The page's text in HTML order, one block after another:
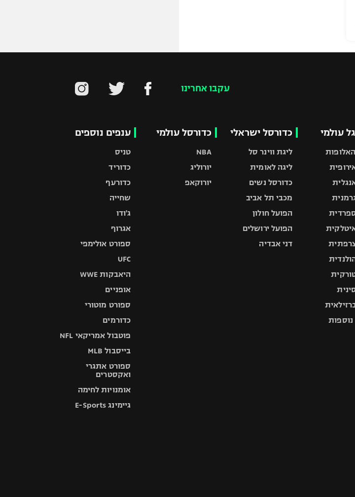
עקבו אחרינו
עולמי
נוספות
כדורסל ישראלי
ליגת ווינר סל
ליגה לאומית
כדורסל נשים
מכבי תל אביב
הפועל חולון
הפועל ירושלים
דני אבדיה
כדורסל עולמי
NBA
יורוליג
יורוקאפ
ענפים נוספים
טניס
כדוריד
כדורעף
שחייה
ג'ודו
אגרוף
ספורט אולימפי
UFC
היאבקות WWE
אופניים
ספורט מוטורי
כדורמים
פוטבול אמריקאי NFL
בייסבול MLB
ספורט אתגרי
ואקסטרים
אומנויות לחימה
גיימינג E-Sports